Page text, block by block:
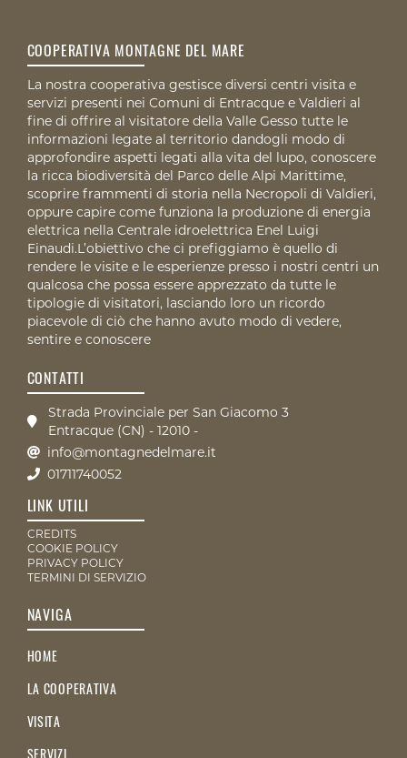
COOPERATIVA MONTAGNE DEL MARE
La nostra cooperativa gestisce diversi centri visita e
servizi presenti nei Comuni di Entracque e Valdieri al
fine di offrire al visitatore della Valle Gesso tutte le
informazioni legate al territorio dandogli modo di
approfondire aspetti legati alla vita del lupo, conoscere
la ricca biodiversità del Parco delle Alpi Marittime,
scoprire frammenti di storia nella Necropoli di Valdieri,
oppure capire come funziona la produzione di energia
elettrica nella Centrale idroelettrica Enel Luigi
Einaudi.L’obiettivo che ci prefiggiamo è quello di
rendere le visite e le esperienze presso i nostri centri un
qualcosa che possa essere apprezzato da tutte le
tipologie di visitatori, lasciando loro un ricordo
piacevole di ciò che hanno avuto modo di vedere,
sentire e conoscere
CONTATTI
Strada Provinciale per San Giacomo 3
Entracque (CN) - 12010 -
info@montagnedelmare.it
01711740052
LINK UTILI
CREDITS
COOKIE POLICY
PRIVACY POLICY
TERMINI DI SERVIZIO
NAVIGA
HOME
LA COOPERATIVA
VISITA
SERVIZI